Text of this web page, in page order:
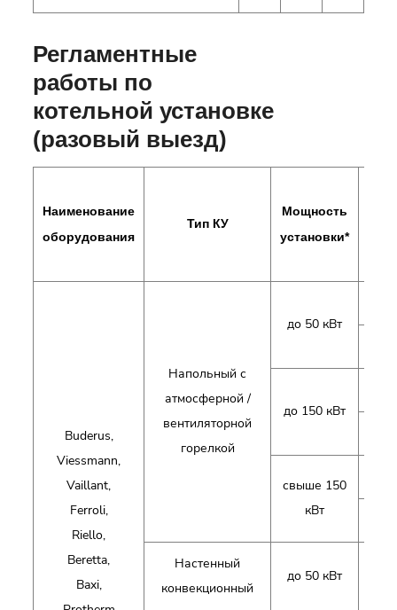
Регламентные
работы по
котельной установке
(разовый выезд)
Наименование
оборудования
Тип КУ
Мощность
установки*
Buderus,
Viessmann,
Vaillant,
Ferroli,
Riello,
Beretta,
Baxi,
Напольный с
атмосферной /
вентиляторной
горелкой
до 50 кВт
до 150 кВт
свыше 150
кВт
Настенный
конвекционный
до 50 кВт